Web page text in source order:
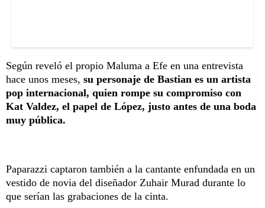
Según reveló el propio Maluma a Efe en una entrevista
hace unos meses, su personaje de Bastian es un artista
pop internacional, quien rompe su compromiso con
Kat Valdez, el papel de López, justo antes de una boda
muy pública.
Paparazzi captaron también a la cantante enfundada en un
vestido de novia del diseñador Zuhair Murad durante lo
que serían las grabaciones de la cinta.